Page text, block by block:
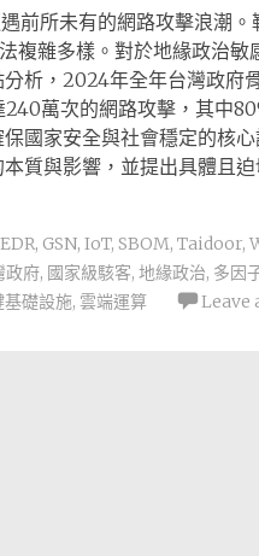
前所未有的網路攻擊浪潮。
複雜多樣。對於地緣政治敏
析，2024年全年台灣政府
萬次的網路攻擊，其中
國家安全與社會穩定的核
質與影響，並提出具體且
EDR, GSN, IoT, SBOM, Taidoor,
政府, 國家級駭客, 地緣政治, 多因
基礎設施, 雲端運算 Leave